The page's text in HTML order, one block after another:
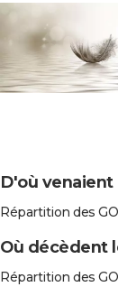
D'où venaient
Répartition des
Où décèdent
Répartition des